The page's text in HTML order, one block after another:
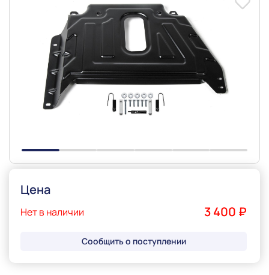
Slide 1 of 6
Цена
Нет в наличии 3 400 ₽
Сообщить о поступлении